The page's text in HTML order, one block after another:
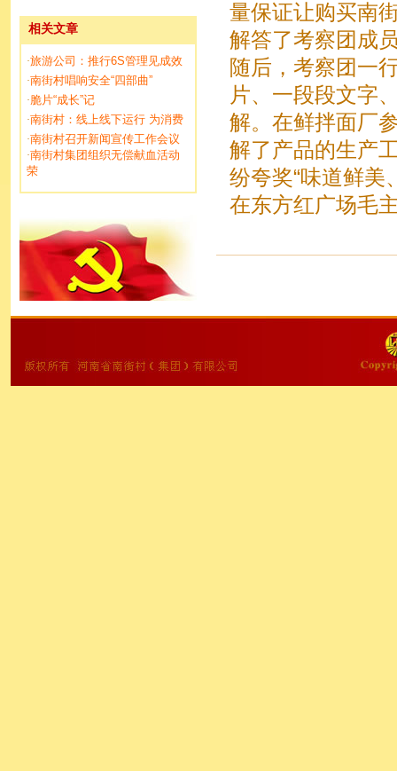
相关文章
·旅游公司：推行6S管理见成效
·南街村唱响安全“四部曲”
·脆片“成长”记
·南街村：线上线下运行 为消费
·南街村召开新闻宣传工作会议
·南街村集团组织无偿献血活动
荣
量保证让购买南
解答了考察团成
随后，考察团一
片、一段段文字
解。在鲜拌面厂
解了产品的生产
纷夸奖“味道鲜美
在东方红广场毛